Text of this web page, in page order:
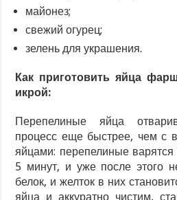
майонез;
свежий огурец;
зелень для украшения.
Как приготовить яйца
икрой:
Перепелиные яйца
процесс еще быстрее, чем с
яйцами: перепелиные
5 минут, и уже после этого
белок, и желток в них
яйца и аккуратно чистим,